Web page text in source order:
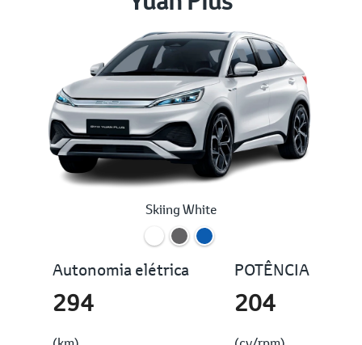
Skiing White
Autonomia elétrica
294
POTÊNCIA
204